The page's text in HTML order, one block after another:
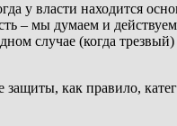
у власти находится
– мы думаем и
случае (когда трезвый)
как правило,